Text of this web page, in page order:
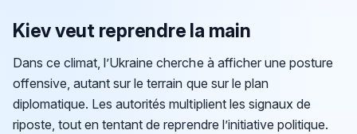
Kiev veut reprendre la main
Dans ce climat, l’Ukraine cherche à afficher une posture
offensive, autant sur le terrain que sur le plan
diplomatique. Les autorités multiplient les signaux de
riposte, tout en tentant de reprendre l’initiative politique.